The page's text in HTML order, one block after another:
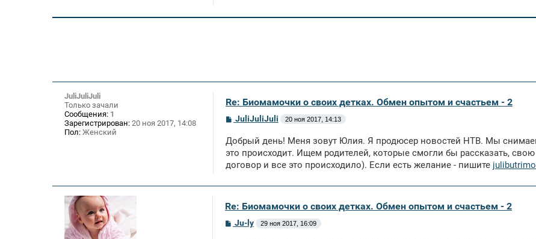
JuliJuliJuli
Только зачали
Сообщения: 1
Зарегистрирован: 20 ноя 2017, 14:08
Пол: Женский
Re: Биомамочки о своих детках. Обмен опытом и счастьем - 2
б
щ
н
е
JuliJuliJuli 20 ноя 2017, 14:13
Добрый день! Меня зовут Юлия. Я продюсер новостей НТВ. Мы
это происходит. Ищем родителей, которые смогли бы рассказать,
договор и все это происходило). Если есть желание - пишите
Re: Биомамочки о своих детках. Обмен опытом и счастьем - 2
Ju-ly 29 ноя 2017, 16:09